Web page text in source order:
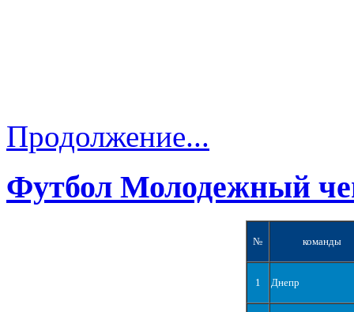
Продолжение...
Футбол Молодежный
№ команды
1 Днепр